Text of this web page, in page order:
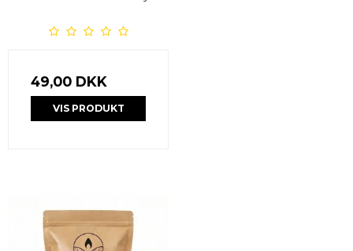
49,00 DKK
VIS PRODUKT